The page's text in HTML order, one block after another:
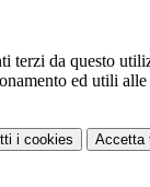
terzi da questo
ed utili
i cookies Accetta